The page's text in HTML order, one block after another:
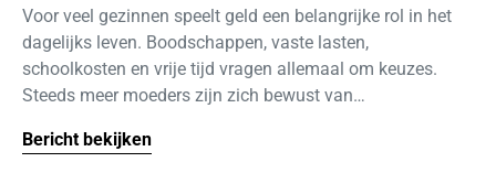
Voor veel gezinnen speelt geld een belangrijke rol in het
dagelijks leven. Boodschappen, vaste lasten,
schoolkosten en vrije tijd vragen allemaal om keuzes.
Steeds meer moeders zijn zich bewust van…
Bericht bekijken